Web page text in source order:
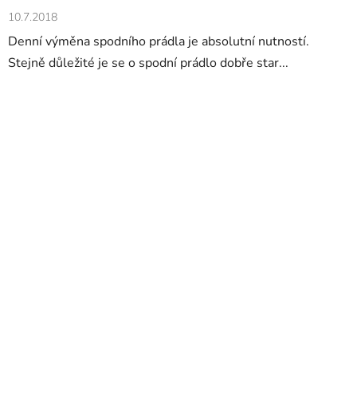
10.7.2018
Denní výměna spodního prádla je absolutní nutností.
Stejně důležité je se o spodní prádlo dobře star...